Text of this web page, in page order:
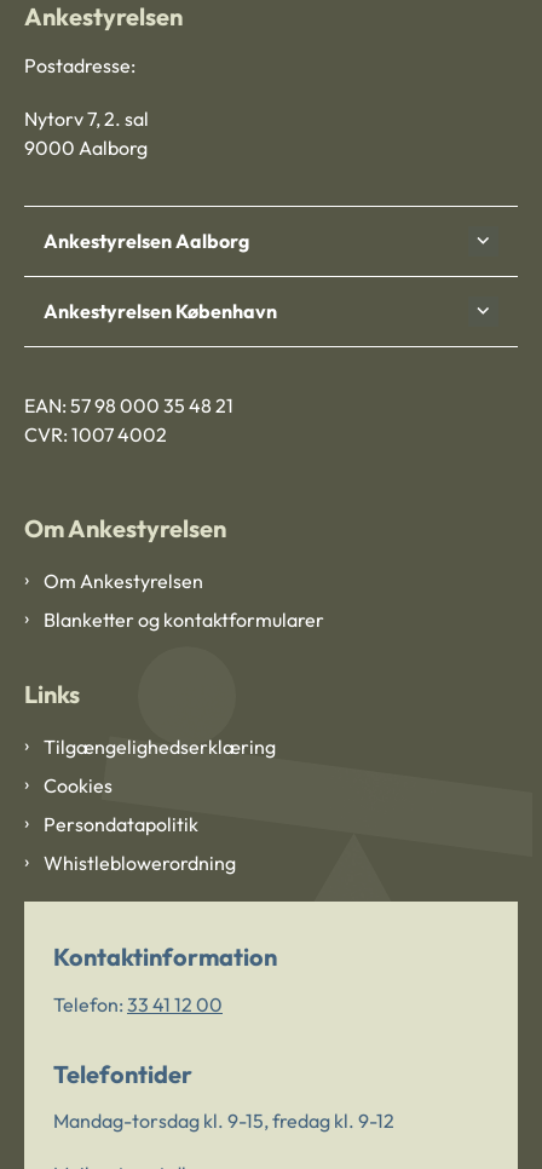
Ankestyrelsen
Postadresse:
Nytorv 7, 2. sal
9000 Aalborg
Ankestyrelsen Aalborg
Ankestyrelsen København
EAN: 57 98 000 35 48 21
CVR: 1007 4002
Om Ankestyrelsen
Om Ankestyrelsen
Blanketter og kontaktformularer
Links
Tilgængelighedserklæring
Cookies
Persondatapolitik
Whistleblowerordning
Kontaktinformation
Telefon: 33 41 12 00
Telefontider
Mandag-torsdag kl. 9-15, fredag kl. 9-12